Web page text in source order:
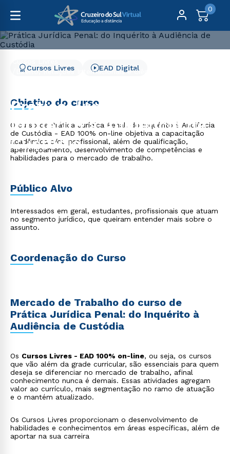
0
Direito, Relações Internacionais e Ciência Política
Prática Jurídica Penal: do
Inquérito à Audiência de
Custódia
Cursos Livres EAD Digital
Objetivo do curso
O curso de Prática Jurídica Penal: do Inquérito à Audiência
de Custódia - EAD 100% on-line objetiva a capacitação
acadêmica e/ou profissional, além de qualificação,
aperfeiçoamento, desenvolvimento de competências e
habilidades para o mercado de trabalho.
Público Alvo
Interessados em geral, estudantes, profissionais que atuam
no segmento jurídico, que queiram entender mais sobre o
assunto.
Coordenação do Curso
Mercado de Trabalho do curso de
Prática Jurídica Penal: do Inquérito à
Audiência de Custódia
Os Cursos Livres - EAD 100% on-line, ou seja, os cursos
que vão além da grade curricular, são essenciais para quem
deseja se diferenciar no mercado de trabalho, afinal
conhecimento nunca é demais. Essas atividades agregam
valor ao currículo, mais segmentação no ramo de atuação
e o mantém atualizado.
Os Cursos Livres proporcionam o desenvolvimento de
habilidades e conhecimentos em áreas específicas, além de
aportar na sua carreira